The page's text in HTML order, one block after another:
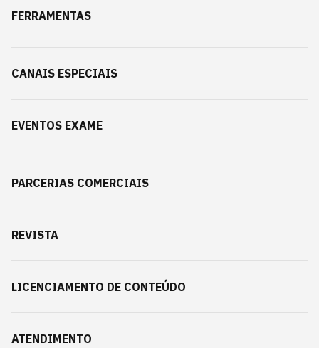
FERRAMENTAS
CANAIS ESPECIAIS
EVENTOS EXAME
PARCERIAS COMERCIAIS
REVISTA
LICENCIAMENTO DE CONTEÚDO
ATENDIMENTO